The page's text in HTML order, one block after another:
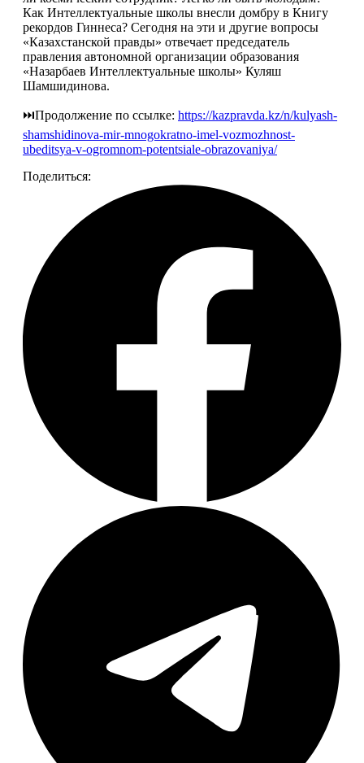
Как Интеллектуальные школы внесли домбру в Книгу
рекордов Гиннеса? Сегодня на эти и другие вопросы
«Казахстанской правды» отвечает председатель
правления автономной организации образования
«Назарбаев Интеллектуальные школы» Куляш
Шамшидинова.
⏭️Продолжение по ссылке: https://kazpravda.kz/n/kulyash-
shamshidinova-mir-mnogokratno-imel-vozmozhnost-
ubeditsya-v-ogromnom-potentsiale-obrazovaniya/
Поделиться: